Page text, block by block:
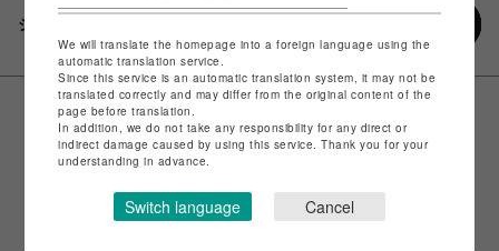
シェアする
We will translate the homepage into a foreign language using the
automatic translation service.
Since this service is an automatic translation system, it may not be
translated correctly and may differ from the original content of the
page before translation.
In addition, we do not take any responsibility for any direct or
indirect damage caused by using this service. Thank you for your
understanding in advance.
Switch language Cancel